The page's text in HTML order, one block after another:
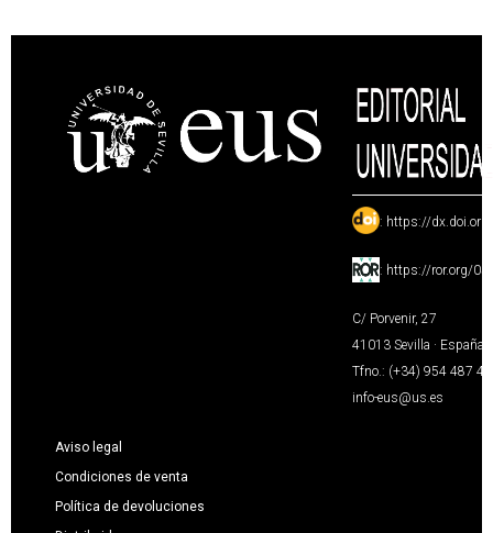
: https://
: https://ror.org/
C/ Porvenir, 27
41013 Sevilla · España
Tfno.: (+34) 954 487
info-eus@us.es
Aviso legal
Condiciones de venta
Política de devoluciones